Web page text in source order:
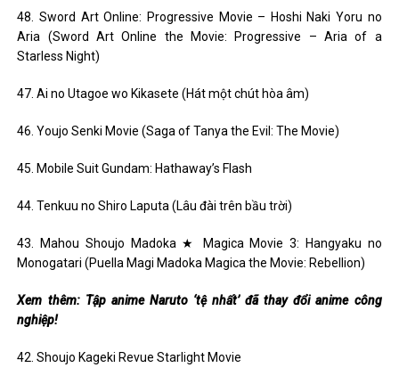
48. Sword Art Online: Progressive Movie – Hoshi Naki Yoru no
Aria (Sword Art Online the Movie: Progressive – Aria of a
Starless Night)
47. Ai no Utagoe wo Kikasete (Hát một chút hòa âm)
46. ​​Youjo Senki Movie (Saga of Tanya the Evil: The Movie)
45. Mobile Suit Gundam: Hathaway’s Flash
44. Tenkuu no Shiro Laputa (Lâu đài trên bầu trời)
43. Mahou Shoujo Madoka ★ Magica Movie 3: Hangyaku no
Monogatari (Puella Magi Madoka Magica the Movie: Rebellion)
Xem thêm: Tập anime Naruto ‘tệ nhất’ đã thay đổi anime công
nghiệp!
42. Shoujo Kageki Revue Starlight Movie